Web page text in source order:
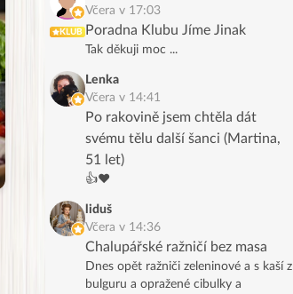
KLUB
Včera v 17:03
Poradna Klubu Jíme Jinak
Tak děkuji moc ...
Lenka
Včera v 14:41
Po rakovině jsem chtěla dát
svému tělu další šanci (Martina,
51 let)
👍❤️
liduš
Včera v 14:36
Chalupářské ražničí bez masa
Dnes opět ražniči zeleninové a s kaší z
bulguru a opražené cibulky a